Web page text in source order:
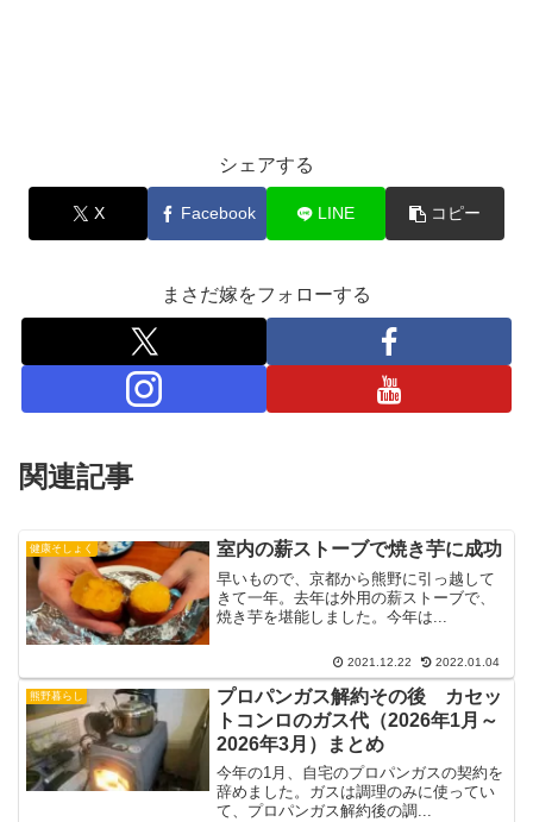
シェアする
X Facebook LINE コピー
まさだ嫁をフォローする
関連記事
健康そしょく 室内の薪ストーブで焼き芋に成功
早いもので、京都から熊野に引っ越して
きて一年。去年は外用の薪ストーブで、
焼き芋を堪能しました。今年は...
2021.12.22 2022.01.04
熊野暮らし
プロパンガス解約その後 カセッ
トコンロのガス代（2026年1月～
2026年3月）まとめ
今年の1月、自宅のプロパンガスの契約を
辞めました。ガスは調理のみに使ってい
て、プロパンガス解約後の調...